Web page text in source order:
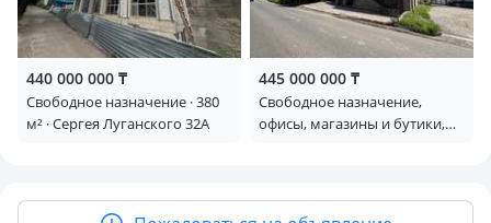
440 000 000 ₸
Свободное назначение · 380
м² · Сергея Луганского 32А
445 000 000 ₸
Свободное назначение,
офисы, магазины и бутики,